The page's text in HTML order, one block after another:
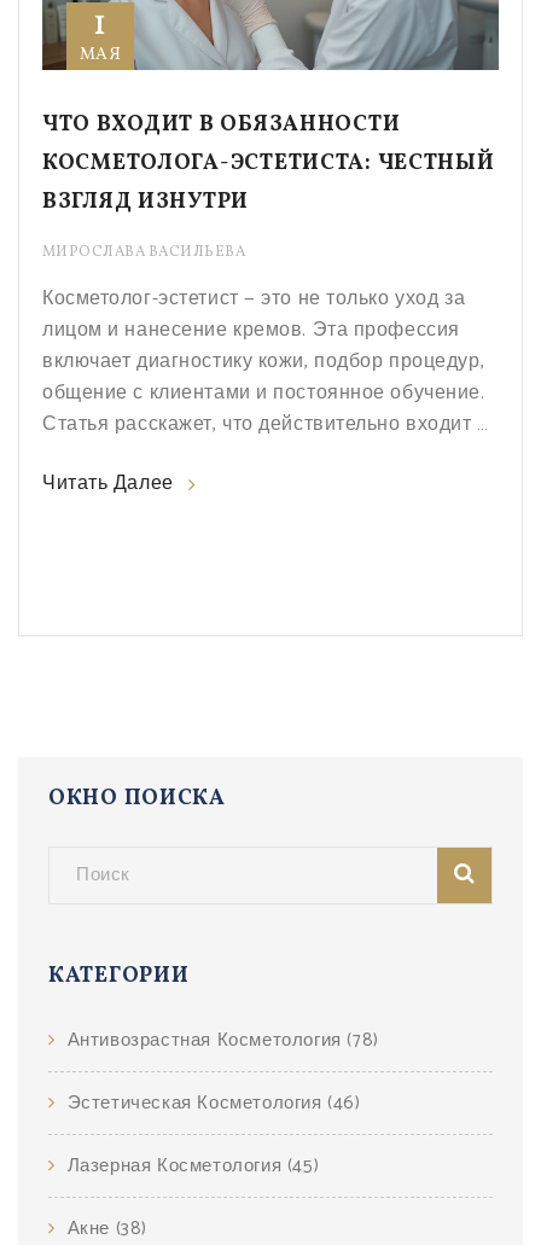
1
МАЯ
ЧТО ВХОДИТ В ОБЯЗАННОСТИ
КОСМЕТОЛОГА-ЭСТЕТИСТА: ЧЕСТНЫЙ
ВЗГЛЯД ИЗНУТРИ
МИРОСЛАВА ВАСИЛЬЕВА
Косметолог-эстетист — это не только уход за
лицом и нанесение кремов. Эта профессия
включает диагностику кожи, подбор процедур,
общение с клиентами и постоянное обучение.
Статья расскажет, что действительно входит в
работа, с какими трудностями приходится
Читать Далее
ОКНО ПОИСКА
КАТЕГОРИИ
Антивозрастная Косметология (78)
Эстетическая Косметология (46)
Лазерная Косметология (45)
Акне (38)